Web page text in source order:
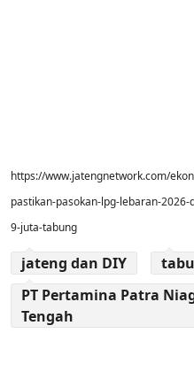
https://www.jatengnetwork.com/
pastikan-pasokan-lpg-lebaran-
9-juta-tabung
jateng dan DIY
PT Pertamina Patra
Tengah